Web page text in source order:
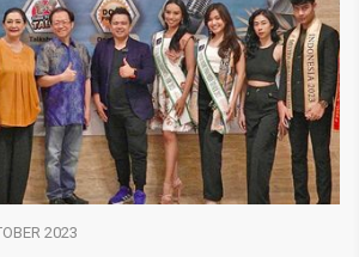
2023